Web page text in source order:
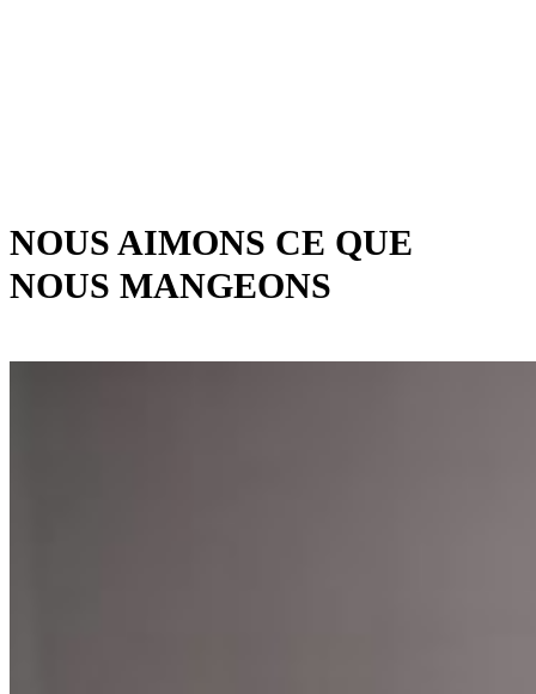
NOUS AIMONS CE QUE
NOUS MANGEONS